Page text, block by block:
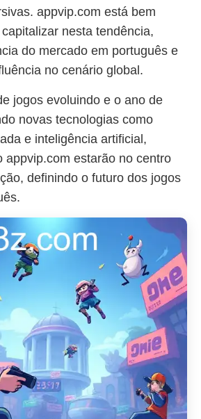
appvip.com está bem
nesta tendência,
do mercado em português e
no cenário global.
jogos evoluindo e o ano de
novas tecnologias como
e inteligência artificial,
appvip.com estarão no centro
definindo o futuro dos jogos